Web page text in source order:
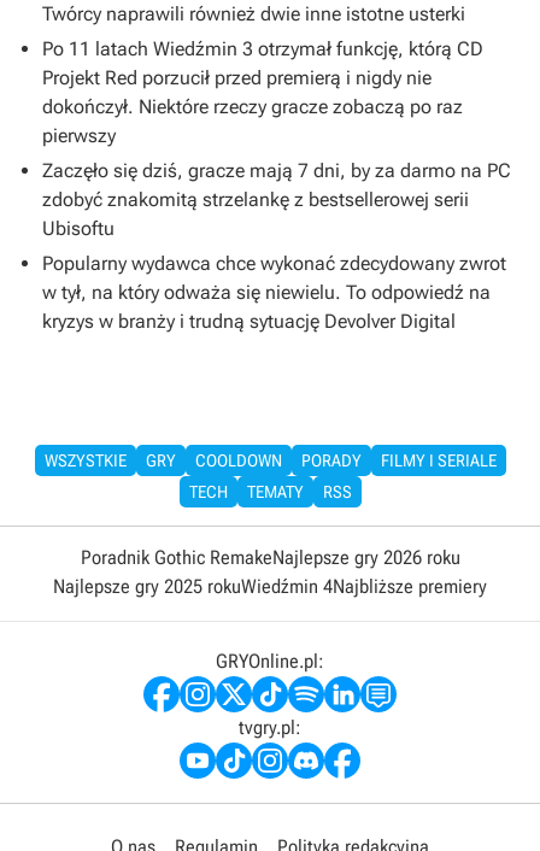
Twórcy naprawili również dwie inne istotne usterki
Po 11 latach Wiedźmin 3 otrzymał funkcję, którą CD
Projekt Red porzucił przed premierą i nigdy nie
dokończył. Niektóre rzeczy gracze zobaczą po raz
pierwszy
Zaczęło się dziś, gracze mają 7 dni, by za darmo na PC
zdobyć znakomitą strzelankę z bestsellerowej serii
Ubisoftu
Popularny wydawca chce wykonać zdecydowany zwrot
w tył, na który odważa się niewielu. To odpowiedź na
kryzys w branży i trudną sytuację Devolver Digital
WSZYSTKIE GRY COOLDOWN PORADY
FILMY I SERIALE
TECH
TEMATY RSS
Poradnik Gothic RemakeNajlepsze gry 2026 roku
Najlepsze gry 2025 rokuWiedźmin 4Najbliższe premiery
GRYOnline.pl:
tvgry.pl:
O nas Regulamin Polityka redakcyjna